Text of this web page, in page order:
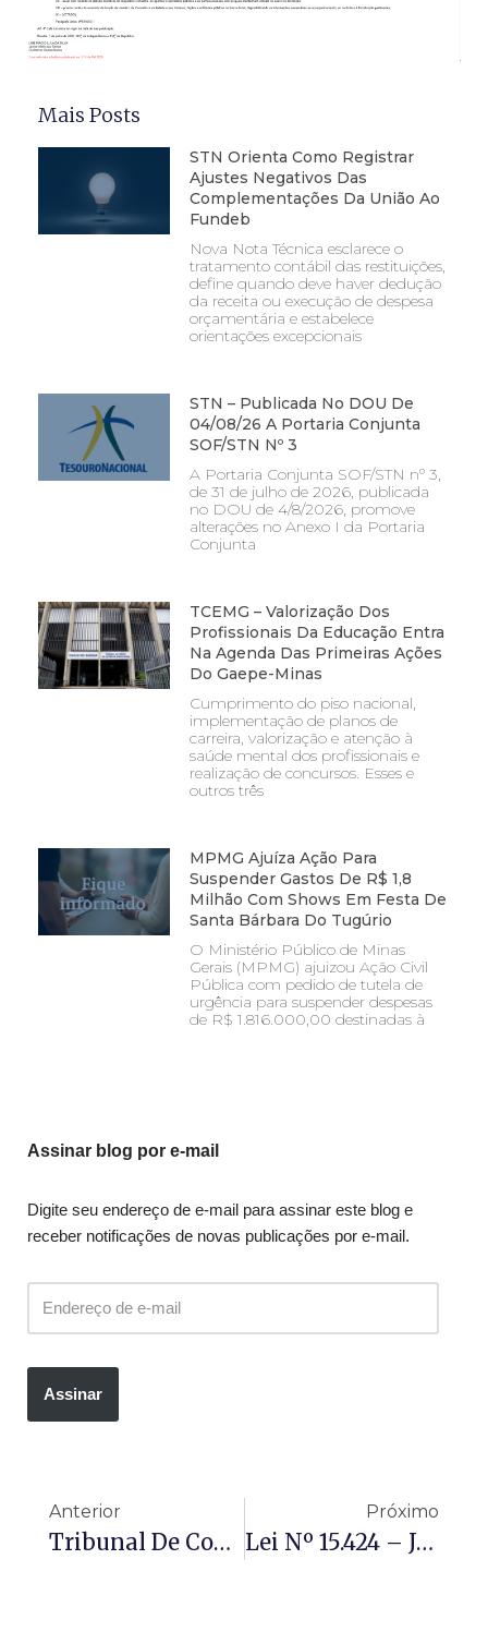
Mais Posts
STN Orienta Como Registrar
Ajustes Negativos Das
Complementações Da União Ao
Fundeb
Nova Nota Técnica esclarece o
tratamento contábil das restituições,
define quando deve haver dedução
da receita ou execução de despesa
orçamentária e estabelece
orientações excepcionais
STN – Publicada No DOU De
04/08/26 A Portaria Conjunta
SOF/STN Nº 3
A Portaria Conjunta SOF/STN nº 3,
de 31 de julho de 2026, publicada
no DOU de 4/8/2026, promove
alterações no Anexo I da Portaria
Conjunta
TCEMG – Valorização Dos
Profissionais Da Educação Entra
Na Agenda Das Primeiras Ações
Do Gaepe-Minas
Cumprimento do piso nacional,
implementação de planos de
carreira, valorização e atenção à
saúde mental dos profissionais e
realização de concursos. Esses e
outros três
MPMG Ajuíza Ação Para
Suspender Gastos De R$ 1,8
Milhão Com Shows Em Festa De
Santa Bárbara Do Tugúrio
O Ministério Público de Minas
Gerais (MPMG) ajuizou Ação Civil
Pública com pedido de tutela de
urgência para suspender despesas
de R$ 1.816.000,00 destinadas à
Assinar blog por e-mail
Digite seu endereço de e-mail para assinar este blog e
receber notificações de novas publicações por e-mail.
Assinar
Anterior
Tribunal De Contas Aponta Compras Irregulares Na Educação De Divinópolis E Aplica Multas
Próximo
Lei Nº 15.424 – Julho Laranja